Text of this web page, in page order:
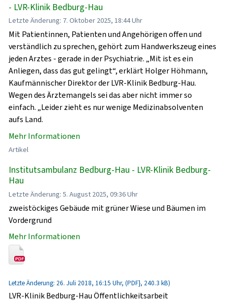
- LVR-Klinik Bedburg-Hau
Letzte Änderung: 7. Oktober 2025, 18:44 Uhr
Mit Patientinnen, Patienten und Angehörigen offen und
verständlich zu sprechen, gehört zum Handwerkszeug eines
jeden Arztes - gerade in der Psychiatrie. „Mit ist es ein
Anliegen, dass das gut gelingt“, erklärt Holger Höhmann,
Kaufmännischer Direktor der LVR-Klinik Bedburg-Hau.
Wegen des Ärztemangels sei das aber nicht immer so
einfach. „Leider zieht es nur wenige Medizinabsolventen
aufs Land.
Mehr Informationen
Artikel
Institutsambulanz Bedburg-Hau - LVR-Klinik Bedburg-
Hau
Letzte Änderung: 5. August 2025, 09:36 Uhr
zweistöckiges Gebäude mit grüner Wiese und Bäumen im
Vordergrund
Mehr Informationen
Letzte Änderung: 26. Juli 2018, 16:15 Uhr, (PDF}, 240.3 kB)
LVR-Klinik Bedburg-Hau Öffentlichkeitsarbeit